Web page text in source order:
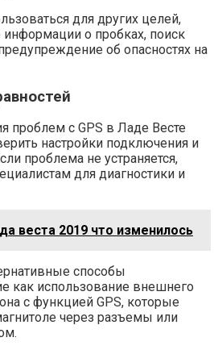
для других целей,
информации о пробках, поиск
об опасностях на
проблем с GPS в Ладе Весте
настройки подключения и
проблема не устраняется,
для диагностики и
веста 2019 что изменилось
способы
как использование внешнего
с функцией GPS, которые
через разъемы или